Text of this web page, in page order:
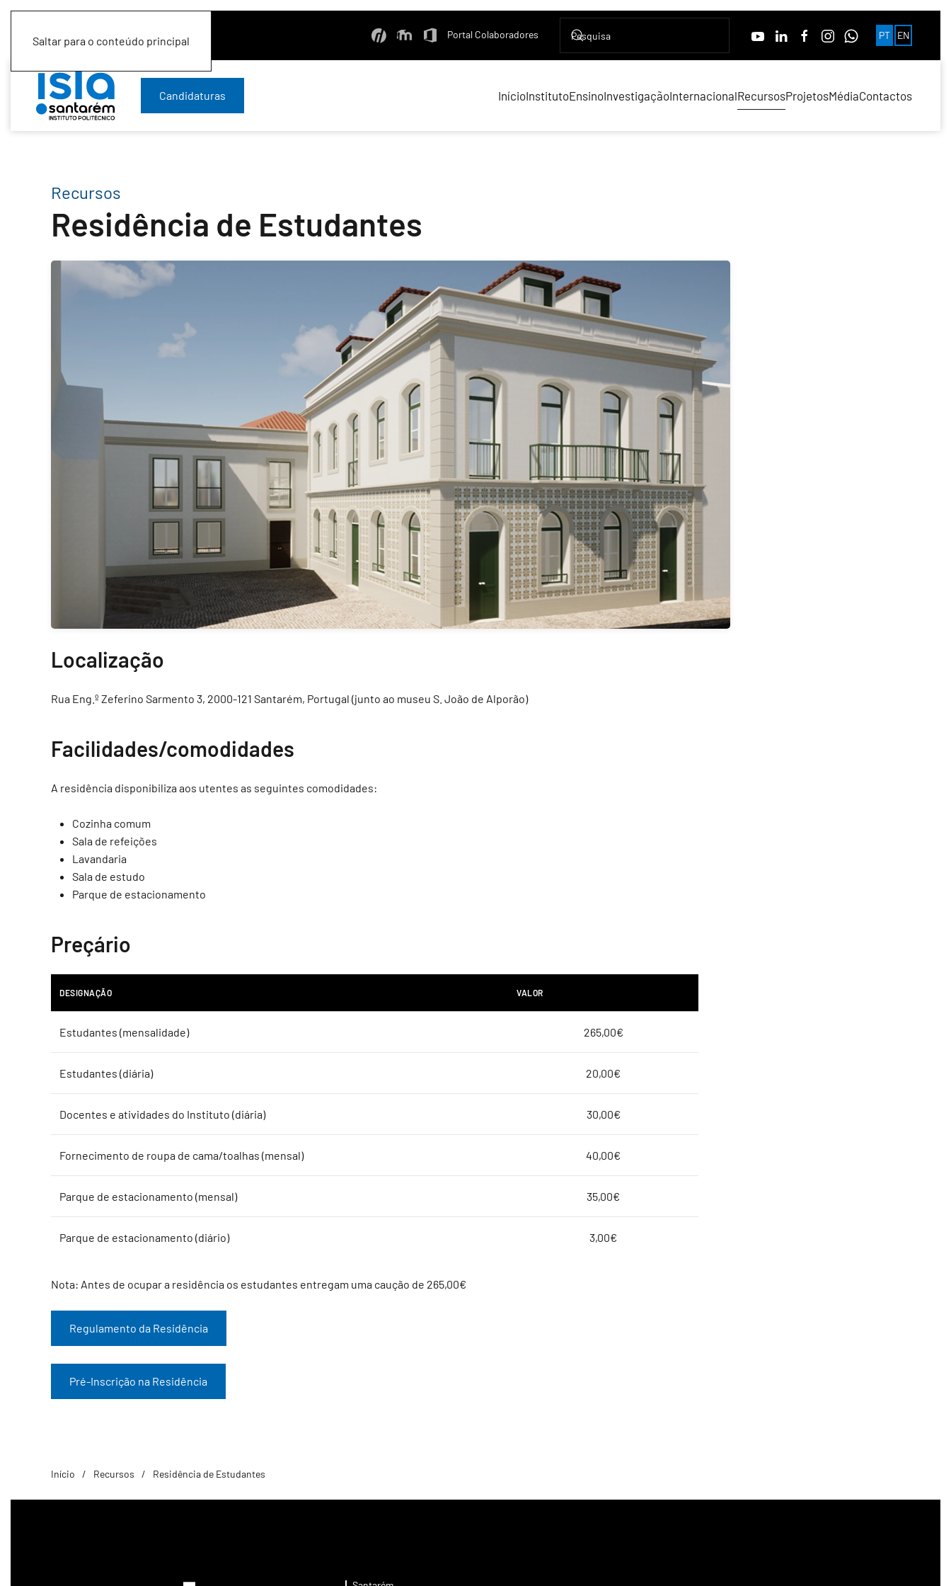
Saltar para o conteúdo principal Portal Colaboradores PT EN
Candidaturas InícioInstitutoEnsinoInvestigaçãoInternacionalRecursosProjetosMédiaContactos
Recursos
Residência de Estudantes
Localização
Rua Eng.º Zeferino Sarmento 3, 2000-121 Santarém, Portugal (junto ao museu S. João de Alporão)
Facilidades/comodidades
A residência disponibiliza aos utentes as seguintes comodidades:
Cozinha comum
Sala de refeições
Lavandaria
Sala de estudo
Parque de estacionamento
Preçário
DESIGNAÇÃO VALOR
Estudantes (mensalidade) 265,00€
Estudantes (diária) 20,00€
Docentes e atividades do Instituto (diária) 30,00€
Fornecimento de roupa de cama/toalhas (mensal) 40,00€
Parque de estacionamento (mensal) 35,00€
Parque de estacionamento (diário) 3,00€
Nota: Antes de ocupar a residência os estudantes entregam uma caução de 265,00€
Regulamento da Residência
Pré-Inscrição na Residência
Início Recursos Residência de Estudantes